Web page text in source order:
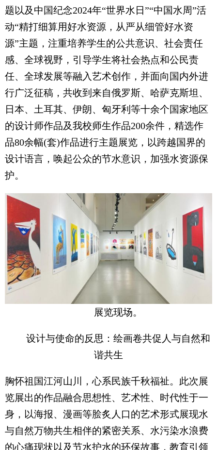
题以及中国纪念2024年“世界水日”“中国水周”活
动“精打细算用好水资源，从严从细管好水资
源”主题，注重培养学生的公共意识、社会责任
感、全球视野，引导学生将社会热点和公民责
任、全球发展等融入艺术创作，并面向国内外进
行广泛征稿，共收到来自俄罗斯、哈萨克斯坦、
日本、土耳其、伊朗、匈牙利等十余个国家地区
的设计师作品及我校师生作品200余件，精选作
品80余幅(套)作品进行主题展览，以跨越国界的
设计语言，唤起公众的节水意识，加强水资源保
护。
展览现场。
设计与使命的反思：绘画卷共促人与自然和
谐共生
胸怀祖国江河山川，心系民族千秋福祉。此次展
览展出的作品融合思想性、艺术性、时代性于一
身，以海报、漫画等脍炙人口的艺术形式展现水
与自然万物共生相伴的紧密关系、水污染水浪费
的心痛现状以及节水护水的环保故事，教育引领